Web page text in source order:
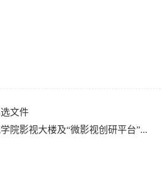
文件
院影视大楼及“微影视创研平台”...